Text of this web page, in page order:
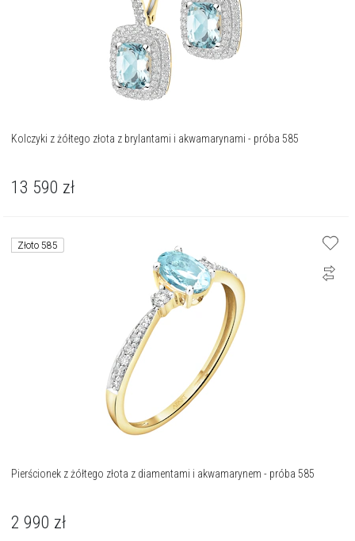
Kolczyki z żółtego złota z brylantami i akwamarynami - próba 585
13 590 zł
Złoto 585
Pierścionek z żółtego złota z diamentami i akwamarynem - próba 585
2 990 zł